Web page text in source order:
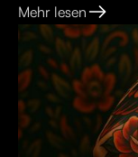
Mehr lesen